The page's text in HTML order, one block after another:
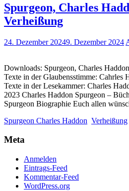
Spurgeon, Charles
Verheißung
24. Dezember 20249. Dezember 2024
Downloads: Spurgeon, Charles
Texte in der Glaubensstimme: Cahrles
Texte in der Lesekammer: Charles
2023 Charles Haddon Spurgeon –
Spurgeon Biographie Euch allen
Spurgeon Charles Haddon Verheißung
Meta
Anmelden
Eintrags-Feed
Kommentar-Feed
WordPress.org